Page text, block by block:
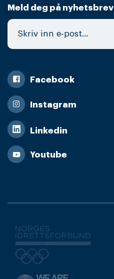
Meld deg på nyhetsbrev
Facebook
Instagram
Linkedin
Youtube